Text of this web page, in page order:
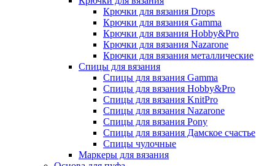
Крючки для вязания Drops
Крючки для вязания Gamma
Крючки для вязания Hobby&Pro
Крючки для вязания Nazarone
Крючки для вязания металлические
Спицы для вязания
Спицы для вязания Gamma
Спицы для вязания Hobby&Pro
Спицы для вязания KnitPro
Спицы для вязания Nazarone
Спицы для вязания Pony
Спицы для вязания Дамское счастье
Спицы чулочные
Маркеры для вязания